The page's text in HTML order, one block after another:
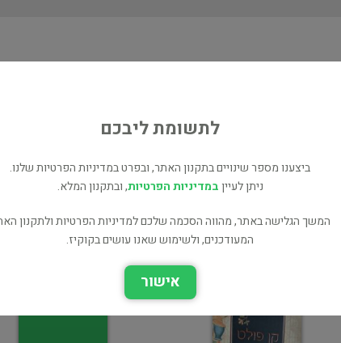
עולם ללא קץ
עמוד האש
לתשומת ליבכם
ביצענו מספר שינויים בתקנון האתר, ובפרט במדיניות הפרטיות שלנו.
ניתן לעייןבמדיניות הפרטיות, ובתקנון המלא.
המשך הגלישה באתר, מהווה הסכמה שלכם למדיניות הפרטיות ולתקנון
המעודכנים, ולשימוש שאנו עושים בקוקיז.
אישור